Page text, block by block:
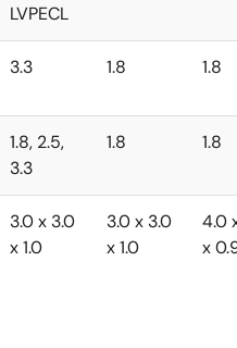
LVPECL
3.3 1.8 1.8
1.8, 2.5,
3.3
1.8 1.8
3.0 x 3.0
x 1.0
3.0 x 3.0
x 1.0
4.0
x